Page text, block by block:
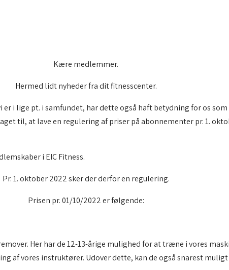
Kære medlemmer.
Hermed lidt nyheder fra dit fitnesscenter.
er i lige pt. i samfundet, har dette også haft betydning for os som
til, at lave en regulering af priser på abonnementer pr. 1.
i EIC Fitness.
Pr. 1. oktober 2022 sker der derfor en regulering.
Prisen pr. 01/10/2022 er følgende:
Her har de 12-13-årige mulighed for at træne i vores
af vores instruktører. Udover dette, kan de også snarest